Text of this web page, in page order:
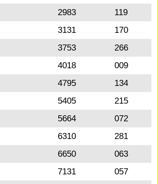
2983
119
3131
170
3753
266
4018
009
4795
134
5405
215
5664
072
6310
281
6650
063
7131
057